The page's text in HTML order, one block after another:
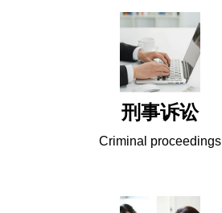
刑事诉讼
Criminal proceedings